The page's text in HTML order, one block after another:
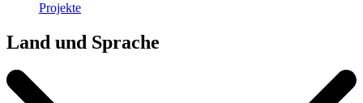
Projekte
Land und Sprache